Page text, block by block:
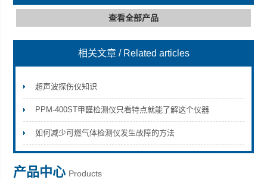
深圳市深博瑞仪器仪表有限公司
查看全部产品
相关文章 / Related articles
超声波探伤仪知识
PPM-400ST甲醛检测仪只看特点就能了解这个仪器
如何减少可燃气体检测仪发生故障的方法
产品中心 Products